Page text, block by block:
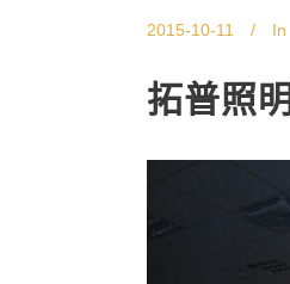
2015-10-11 In
拓普照明